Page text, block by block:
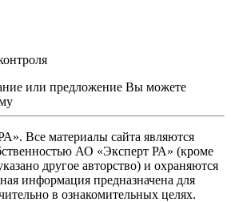
или предложение Вы можете
Все материалы сайта являются
АО «Эксперт РА» (кроме
другое авторство) и охраняются
информация предназначена для
в ознакомительных целях.